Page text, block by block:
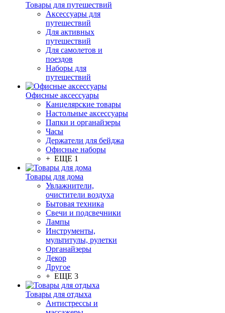
Товары для путешествий
Аксессуары для
путешествий
Для активных
путешествий
Для самолетов и
поездов
Наборы для
путешествий
Офисные аксессуары
Канцелярские товары
Настольные аксессуары
Папки и органайзеры
Часы
Держатели для бейджа
Офисные наборы
+ ЕЩЕ 1
Товары для дома
Увлажнители,
очистители воздуха
Бытовая техника
Свечи и подсвечники
Лампы
Инструменты,
мультитулы, рулетки
Органайзеры
Декор
Другое
+ ЕЩЕ 3
Товары для отдыха
Антистрессы и